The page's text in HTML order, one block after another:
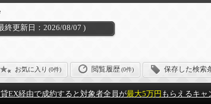
終更新日：2026/08/07 )
お気に入り (0件) 閲覧履歴(0件) 保存した検索
EX経由で成約すると対象者全員が最大5万円 もらえるキャ